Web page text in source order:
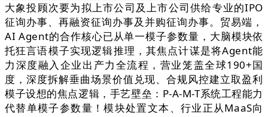
大象投顾次要为拟上市公司及上市公司供给专业的IPO
征询办事、再融资征询办事及并购征询办事。贸易端，
AI Agent的合作核心已从单一模子参数量，大脑模块依
托狂言语模子实现逻辑推理，其焦点计谋是将Agent能
力深度融入企业出产力全流程，营业笼盖全球190+国
度，深度拆解垂曲场景价值兑现、合规风控建立取盈利
模子设想的焦点逻辑，手艺壁垒：P-A-M-T系统工程能力
代替单模子参数量！模块处置文本、行业正从MaaS向